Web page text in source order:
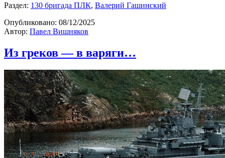
Раздел: 130 бригада ПЛК, Валерий Гашинский
Опубликовано: 08/12/2025
Автор: Павел Вишняков
Из греков — в варяги…